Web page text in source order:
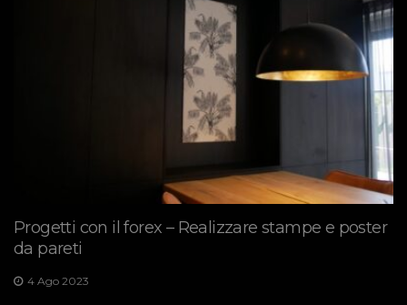
Progetti con il forex – Realizzare stampe e poster
da pareti
4 Ago 2023